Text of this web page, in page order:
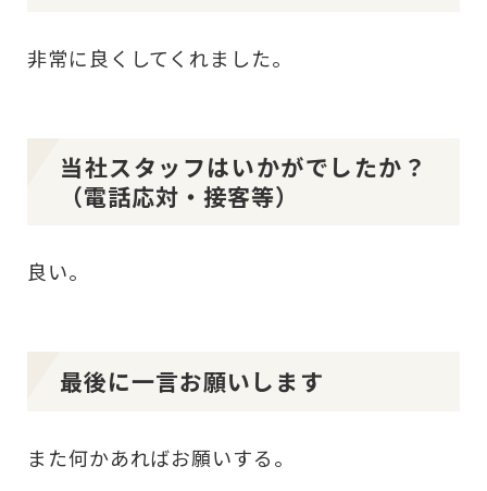
非常に良くしてくれました。
当社スタッフはいかがでしたか？
（電話応対・接客等）
良い。
最後に一言お願いします
また何かあればお願いする。